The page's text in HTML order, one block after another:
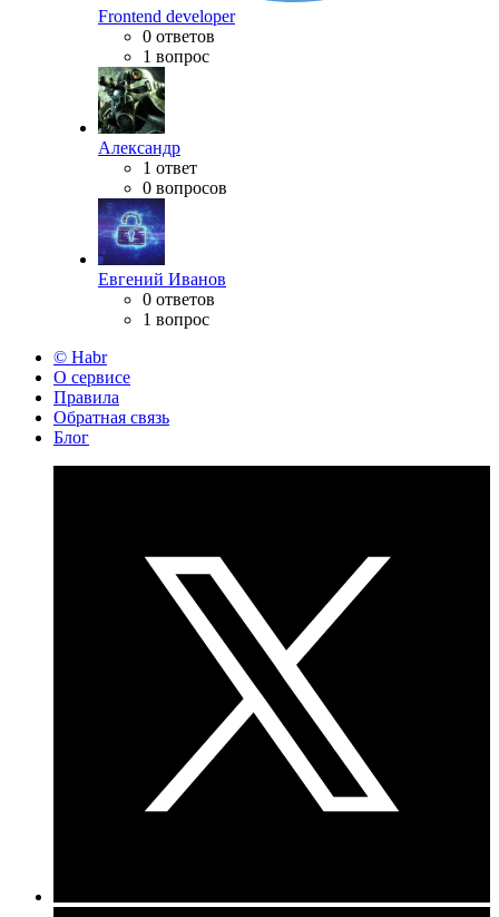
Frontend developer
0 ответов
1 вопрос
Александр
1 ответ
0 вопросов
Евгений Иванов
0 ответов
1 вопрос
© Habr
О сервисе
Правила
Обратная связь
Блог